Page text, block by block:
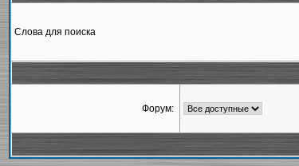
Слова для поиска
Форум: